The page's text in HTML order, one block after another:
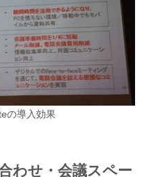
の導入効果
わせ・会議スペー